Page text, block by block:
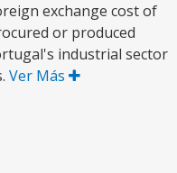
exchange cost of
or produced
industrial sector
Ver Más